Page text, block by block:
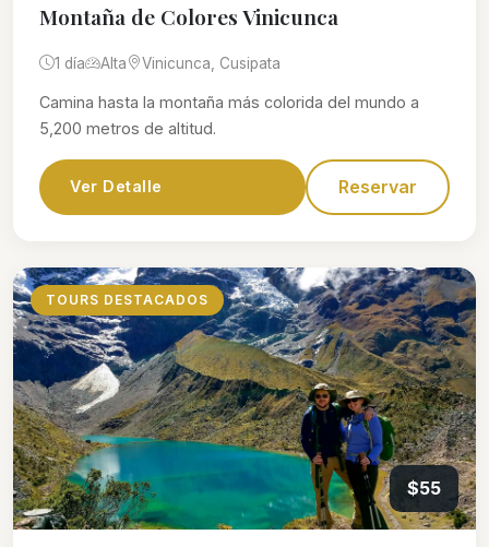
Montaña de Colores Vinicunca
1 día Alta Vinicunca, Cusipata
Camina hasta la montaña más colorida del mundo a
5,200 metros de altitud.
Ver Detalle Reservar
TOURS DESTACADOS
$55